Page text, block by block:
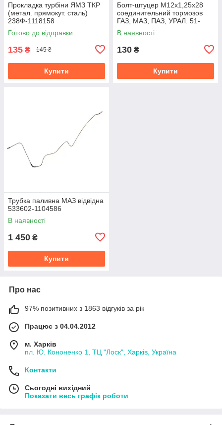
Прокладка турбіни ЯМЗ ТКР
(метал. прямокут. сталь)
238Ф-1118158
Готово до відправки
135 ₴ 145 ₴
Купити
Болт-штуцер М12х1,25х28
соединительний тормозов
ГАЗ, МАЗ, ПАЗ, УРАЛ. 51-
3506012
В наявності
130 ₴
Купити
Трубка паливна МАЗ відвідна
533602-1104586
В наявності
1 450 ₴
Купити
Про нас
97% позитивних з 1863 відгуків за рік
Працює з 04.04.2012
м. Харків
пл. Ю. Кононенко 1, ТЦ "Лоск", Харків, Україна
Контакти
Сьогодні вихідний
Показати весь графік роботи